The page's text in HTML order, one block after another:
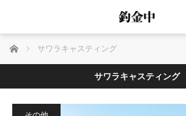
ホーム サワラキャスティング
サワラキャスティング